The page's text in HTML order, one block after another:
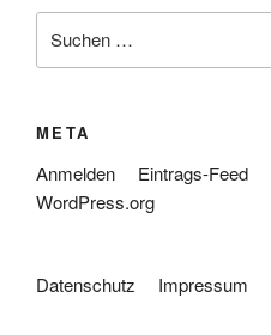
nach:
META
Anmelden Eintrags-Feed
WordPress.org
Datenschutz Impressum